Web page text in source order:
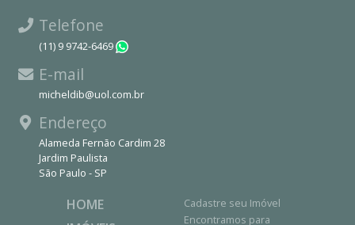
Telefone
(11) 9 9742-6469
E-mail
micheldib@uol.com.br
Endereço
Alameda Fernão Cardim 28
Jardim Paulista
São Paulo - SP
HOME
Cadastre seu Imóvel
Encontramos para